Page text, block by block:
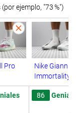
ejemplo, "73 %")
Pro
Nike Giannis
Immortality 4
86